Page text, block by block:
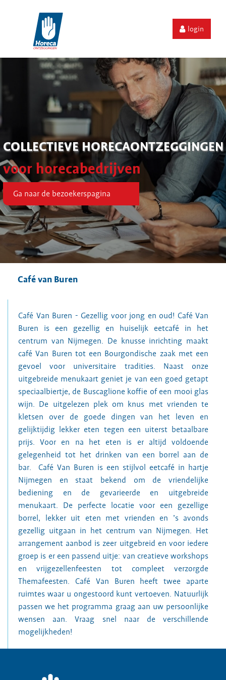
login
COLLECTIEVE HORECAONTZEGGINGEN
voor horecabedrijven
Ga naar de bezoekerspagina
Café van Buren
Café Van Buren - Gezellig voor jong en oud! Café Van
Buren is een gezellig en huiselijk eetcafé in het
centrum van Nijmegen. De knusse inrichting maakt
café Van Buren tot een Bourgondische zaak met een
gevoel voor universitaire tradities. Naast onze
uitgebreide menukaart geniet je van een goed getapt
speciaalbiertje, de Buscaglione koffie of een mooi glas
wijn. De uitgelezen plek om knus met vrienden te
kletsen over de goede dingen van het leven en
gelijktijdig lekker eten tegen een uiterst betaalbare
prijs. Voor en na het eten is er altijd voldoende
gelegenheid tot het drinken van een borrel aan de
bar. Café Van Buren is een stijlvol eetcafé in hartje
Nijmegen en staat bekend om de vriendelijke
bediening en de gevarieerde en uitgebreide
menukaart. De perfecte locatie voor een gezellige
borrel, lekker uit eten met vrienden en ’s avonds
gezellig uitgaan in het centrum van Nijmegen. Het
arrangement aanbod is zeer uitgebreid en voor iedere
groep is er een passend uitje: van creatieve workshops
en vrijgezellenfeesten tot compleet verzorgde
Themafeesten. Café Van Buren heeft twee aparte
ruimtes waar u ongestoord kunt vertoeven. Natuurlijk
passen we het programma graag aan uw persoonlijke
wensen aan. Vraag snel naar de verschillende
mogelijkheden!